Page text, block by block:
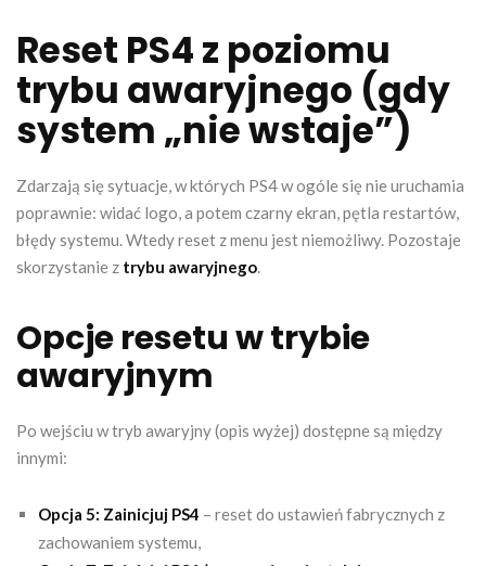
Reset PS4 z poziomu
trybu awaryjnego (gdy
system „nie wstaje”)
Zdarzają się sytuacje, w których PS4 w ogóle się nie uruchamia
poprawnie: widać logo, a potem czarny ekran, pętla restartów,
błędy systemu. Wtedy reset z menu jest niemożliwy. Pozostaje
skorzystanie z trybu awaryjnego
Opcje resetu w trybie
awaryjnym
Po wejściu w tryb awaryjny (opis wyżej) dostępne są między
innymi:
Opcja 5: Zainicjuj PS4 – reset do ustawień fabrycznych z
zachowaniem systemu,